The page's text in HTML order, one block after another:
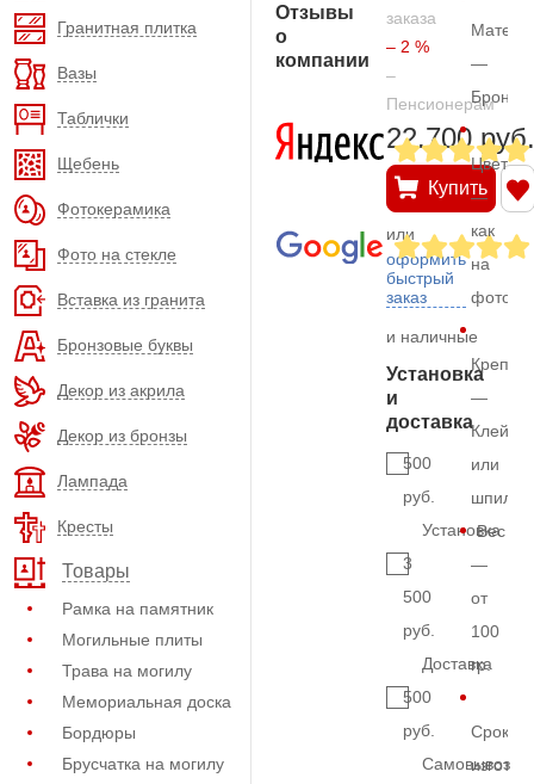
Гранитная плитка
Вазы
Таблички
Щебень
Фотокерамика
Фото на стекле
Вставка из гранита
Бронзовые буквы
Декор из акрила
Декор из бронзы
Лампада
Кресты
Товары
Рамка на памятник
Могильные плиты
Трава на могилу
Мемориальная доска
Бордюры
Брусчатка на могилу
Отзывы
о
компании
заказа
– 2 %
–
Пенсионерам
22.700 руб.
Купить
или
оформить
быстрый
заказ
и наличные
Установка
и
доставка
500
руб.
Установка
3
500
руб.
Доставка
500
руб.
Самовывоз
—
Бронза
Цвет
—
как
на
фото
—
Клей
или
Вес
—
от
100
гр.
Срок